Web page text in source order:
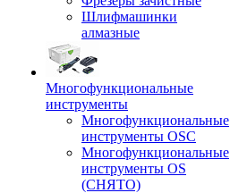
Шлифмашинки
алмазные
Многофункциональные
инструменты
Многофункциональные
инструменты OSC
Многофункциональные
инструменты OS
(СНЯТО)